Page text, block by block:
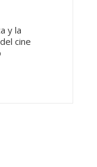
y la
cine